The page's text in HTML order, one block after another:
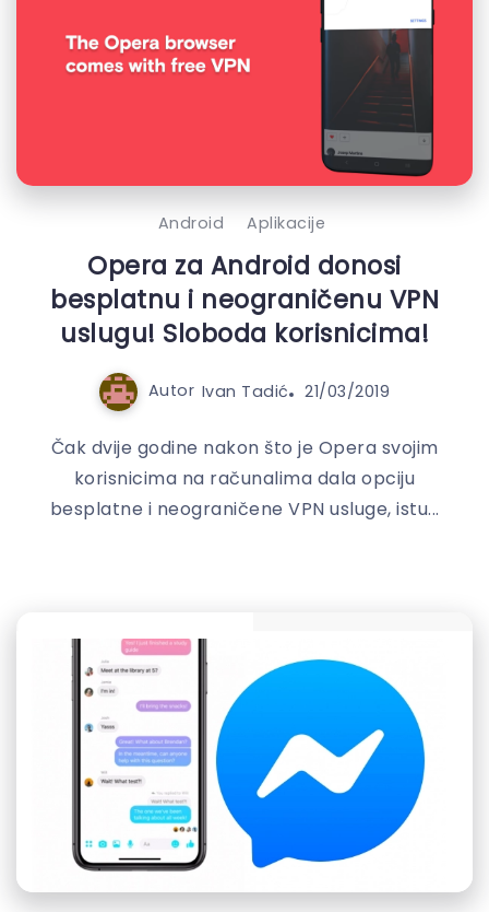
Android Aplikacije
Opera za Android donosi
besplatnu i neograničenu VPN
uslugu! Sloboda korisnicima!
Autor Ivan Tadić 21/03/2019
Čak dvije godine nakon što je Opera svojim
korisnicima na računalima dala opciju
besplatne i neograničene VPN usluge, istu...